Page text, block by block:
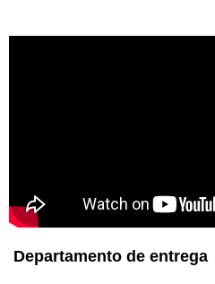
Departamento de entrega
Removedor de estiércol con
avícolas
Hace un trabajo increíble en
mano de obra requerida y ayuda a